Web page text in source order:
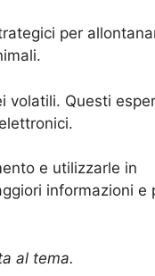
per
volatili. Questi
e utilizzarle in
informazioni e
al tema.